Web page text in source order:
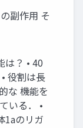
副作用 そ
は？ • 40
役割は長
な 機能を
いる． •
1aのリガ